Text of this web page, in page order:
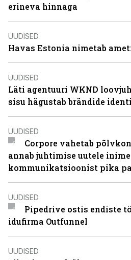
erineva hinnaga
UUDISED
Havas Estonia nimetab
UUDISED
Läti agentuuri WKND
sisu hägustab brändide
UUDISED
Corpore vahetab
annab juhtimise uutele
kommunikatsioonist pika
UUDISED
Pipedrive ostis endiste
idufirma Outfunnel
UUDISED